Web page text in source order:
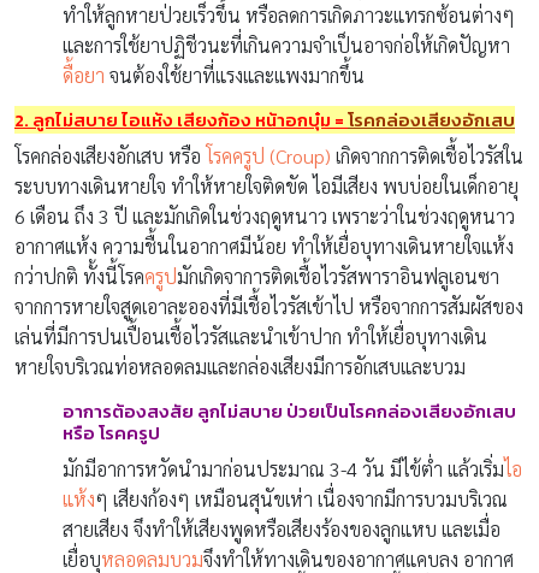
ทำให้ลูกหายป่วยเร็วขึ้น หรือลดการเกิดภาวะแทรกซ้อนต่างๆ
และการใช้ยาปฏิชีวนะที่เกินความจำเป็นอาจก่อให้เกิดปัญหา
ดื้อยา จนต้องใช้ยาที่แรงและแพงมากขึ้น
2. ลูกไม่สบาย ไอแห้ง เสียงก้อง หน้าอกบุ๋ม =โรคกล่องเสียงอักเสบ
โรคกล่องเสียงอักเสบ หรือ โรคครูป (Croup) เกิดจากการติดเชื้อไวรัสใน
ระบบทางเดินหายใจ ทำให้หายใจติดขัด ไอมีเสียง พบบ่อยในเด็กอายุ
6 เดือน ถึง 3 ปี และมักเกิดในช่วงฤดูหนาว เพราะว่าในช่วงฤดูหนาว
อากาศแห้ง ความชื้นในอากาศมีน้อย ทำให้เยื่อบุทางเดินหายใจแห้ง
กว่าปกติ ทั้งนี้โรคครูปมักเกิดจาการติดเชื้อไวรัสพาราอินฟลูเอนซา
จากการหายใจสูดเอาละอองที่มีเชื้อไวรัสเข้าไป หรือจากการสัมผัสของ
เล่นที่มีการปนเปื้อนเชื้อไวรัสและนำเข้าปาก ทำให้เยื่อบุทางเดิน
หายใจบริเวณท่อหลอดลมและกล่องเสียงมีการอักเสบและบวม
อาการต้องสงสัย ลูกไม่สบาย ป่วยเป็นโรคกล่องเสียงอักเสบ
หรือ โรคครูป
มักมีอาการหวัดนำมาก่อนประมาณ 3-4 วัน มีไข้ต่ำ แล้วเริ่มไอ
แห้งๆ เสียงก้องๆ เหมือนสุนัขเห่า เนื่องจากมีการบวมบริเวณ
สายเสียง จึงทำให้เสียงพูดหรือเสียงร้องของลูกแหบ และเมื่อ
เยื่อบุหลอดลมบวมจึงทำให้ทางเดินของอากาศแคบลง อากาศ